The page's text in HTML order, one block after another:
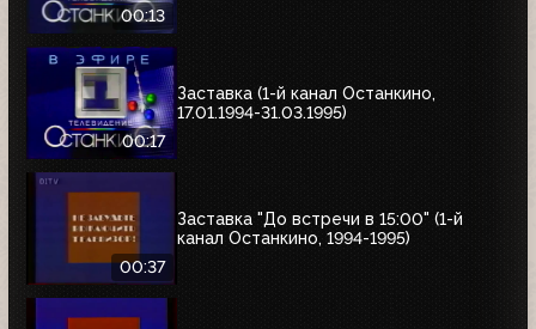
00:13
00:17
Заставка (1-й канал Останкино,
17.01.1994-31.03.1995)
00:37
Заставка "До встречи в 15:00" (1-й
канал Останкино, 1994-1995)